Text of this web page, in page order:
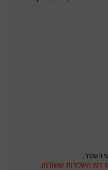
דמי השכירות ששולמו.